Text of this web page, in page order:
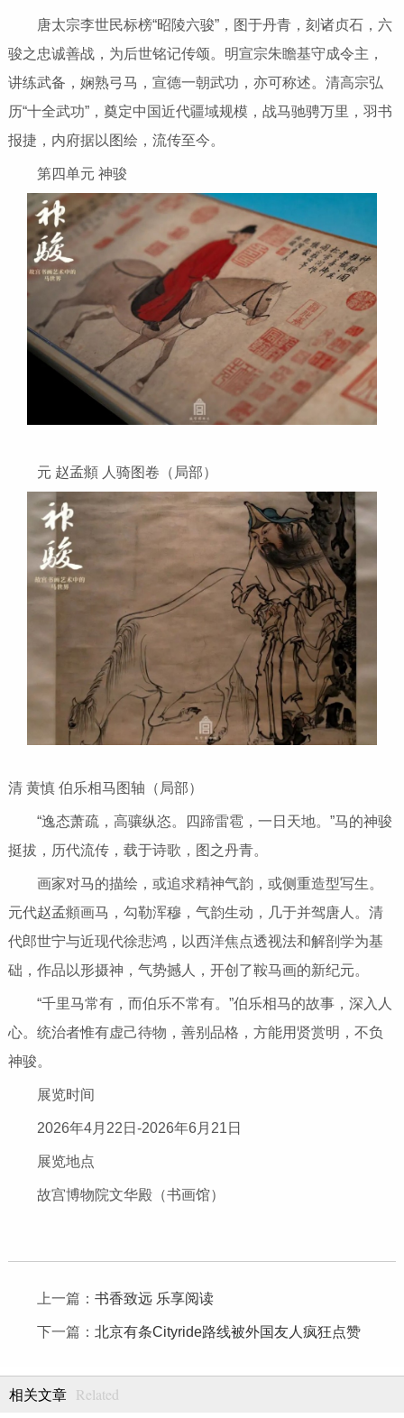
唐太宗李世民标榜“昭陵六骏”，图于丹青，刻诸贞石，六
骏之忠诚善战，为后世铭记传颂。明宣宗朱瞻基守成令主，
讲练武备，娴熟弓马，宣德一朝武功，亦可称述。清高宗弘
历“十全武功”，奠定中国近代疆域规模，战马驰骋万里，羽书
报捷，内府据以图绘，流传至今。
第四单元 神骏
元 赵孟頫 人骑图卷（局部）
清 黄慎 伯乐相马图轴（局部）
“逸态萧疏，高骧纵恣。四蹄雷雹，一日天地。”马的神骏
挺拔，历代流传，载于诗歌，图之丹青。
画家对马的描绘，或追求精神气韵，或侧重造型写生。
元代赵孟頫画马，勾勒浑穆，气韵生动，几于并驾唐人。清
代郎世宁与近现代徐悲鸿，以西洋焦点透视法和解剖学为基
础，作品以形摄神，气势撼人，开创了鞍马画的新纪元。
“千里马常有，而伯乐不常有。”伯乐相马的故事，深入人
心。统治者惟有虚己待物，善别品格，方能用贤赏明，不负
神骏。
展览时间
2026年4月22日-2026年6月21日
展览地点
故宫博物院文华殿（书画馆）
上一篇： 书香致远 乐享阅读
下一篇： 北京有条Cityride路线被外国友人疯狂点赞
相关文章 Related